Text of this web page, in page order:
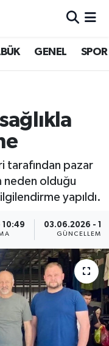
GENEL SPOR
tarafından pazar
neden olduğu
yapıldı.
10:49 03.06.2026 -
GÜNCELLEME